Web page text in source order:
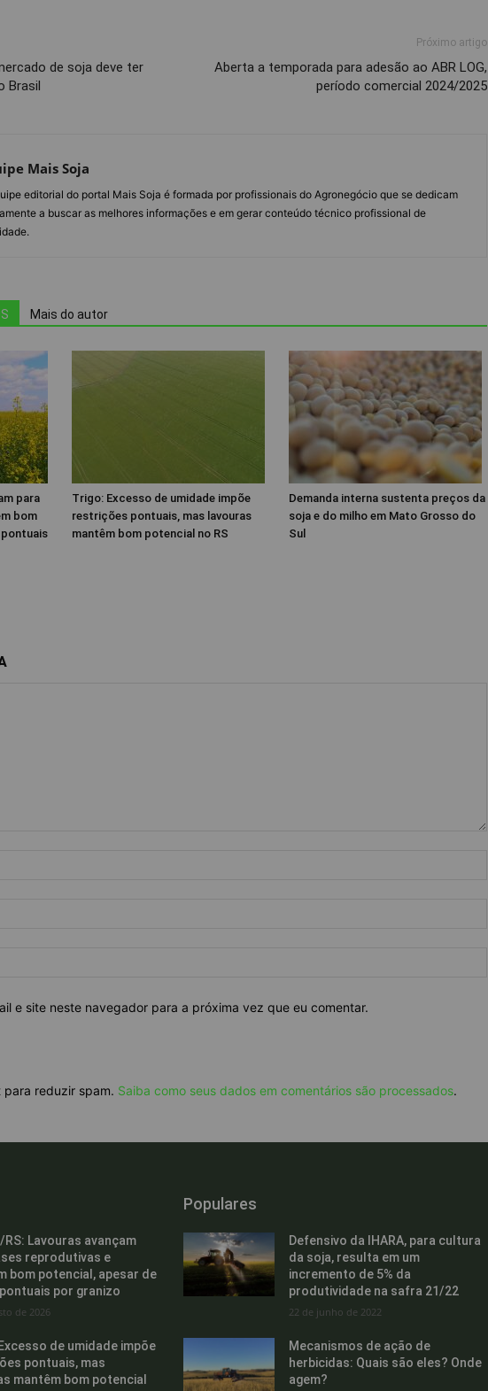
de soja deve ter
Brasil
Próximo artigo
Aberta a temporada para adesão ao ABR LOG,
período comercial 2024/2025
Mais Soja
editorial do portal Mais Soja é formada por profissionais do Agronegócio que se dedicam
a buscar as melhores informações e em gerar conteúdo técnico profissional de
Mais do autor
para
bom
Trigo: Excesso de umidade impõe
restrições pontuais, mas lavouras
mantêm bom potencial no RS
Demanda interna sustenta preços da
soja e do milho em Mato Grosso do
Sul
e site neste navegador para a próxima vez que eu comentar.
para reduzir spam. Saiba como seus dados em comentários são processados.
RS: Lavouras avançam
reprodutivas e
bom potencial, apesar de
por granizo
de 2026
de umidade impõe
pontuais, mas
mantêm bom potencial
Populares
Defensivo da IHARA, para cultura
da soja, resulta em um
incremento de 5% da
produtividade na safra 21/22
22 de junho de 2022
Mecanismos de ação de
herbicidas: Quais são eles? Onde
agem?